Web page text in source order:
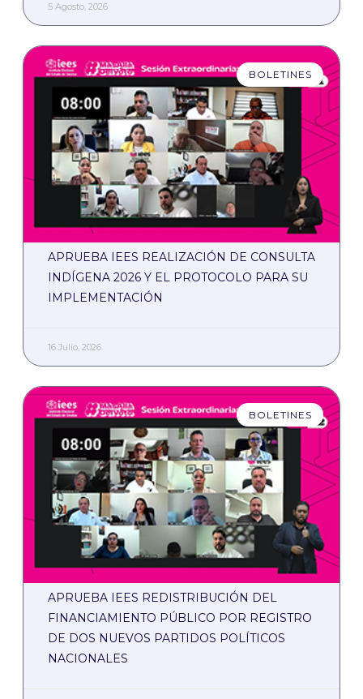
5 Agosto, 2026
BOLETINES
APRUEBA IEES REALIZACIÓN DE CONSULTA
INDÍGENA 2026 Y EL PROTOCOLO PARA SU
IMPLEMENTACIÓN
16 Julio, 2026
BOLETINES
APRUEBA IEES REDISTRIBUCIÓN DEL
FINANCIAMIENTO PÚBLICO POR REGISTRO
DE DOS NUEVOS PARTIDOS POLÍTICOS
NACIONALES